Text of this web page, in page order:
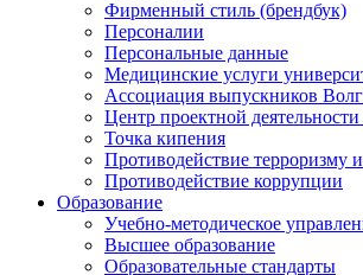
Фирменный стиль (брендбук)
Персоналии
Персональные данные
Медицинские услуги
Ассоциация выпускников
Центр проектной
Точка кипения
Противодействие терроризму
Противодействие коррупции
Образование
Учебно-методическое
Высшее образование
Образовательные стандарты